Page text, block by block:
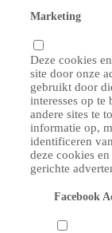
Marketing
Deze cookies
site door onze
gebruikt door
interesses op te
andere sites te
informatie op,
identificeren
deze cookies
gerichte
Facebook